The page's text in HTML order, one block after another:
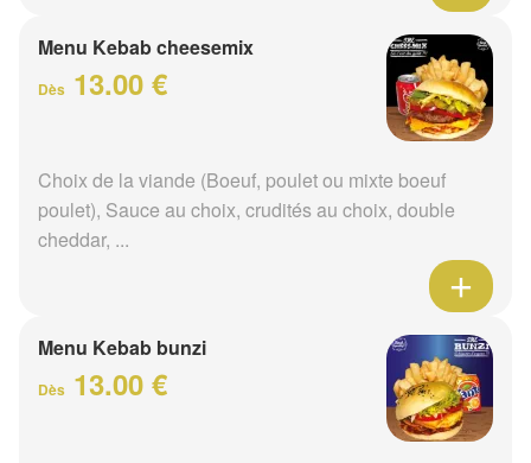
Menu Kebab cheesemix
Dès 13.00 €
Choix de la viande (Boeuf, poulet ou mixte boeuf
poulet), Sauce au choix, crudités au choix, double
cheddar, ...
Menu Kebab bunzi
Dès 13.00 €